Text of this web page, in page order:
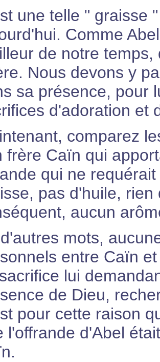
une telle " graisse
Comme
de notre
Nous devons y
sa présence, pour
d'adoration et
comparez
frère Caïn qui
qui ne
pas d'huile,
aucun
mots,
entre Caïn
lui
de Dieu,
pour cette raison
l'offrande d'Abel